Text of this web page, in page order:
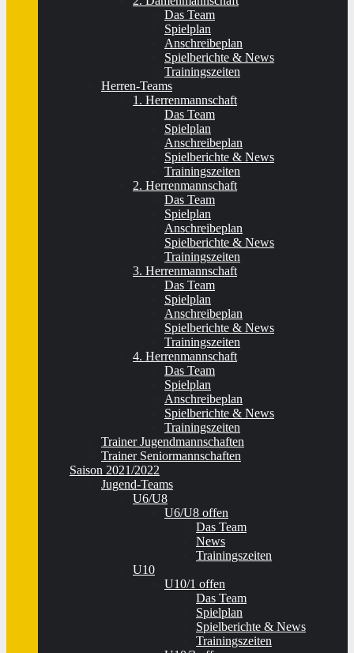
Das Team
Spielplan
Anschreibeplan
Spielberichte & News
Trainingszeiten
Herren-Teams
1. Herrenmannschaft
Das Team
Spielplan
Anschreibeplan
Spielberichte & News
Trainingszeiten
2. Herrenmannschaft
Das Team
Spielplan
Anschreibeplan
Spielberichte & News
Trainingszeiten
3. Herrenmannschaft
Das Team
Spielplan
Anschreibeplan
Spielberichte & News
Trainingszeiten
4. Herrenmannschaft
Das Team
Spielplan
Anschreibeplan
Spielberichte & News
Trainingszeiten
Trainer Jugendmannschaften
Trainer Seniormannschaften
Saison 2021/2022
Jugend-Teams
U6/U8
U6/U8 offen
Das Team
News
Trainingszeiten
U10
U10/1 offen
Das Team
Spielplan
Spielberichte & News
Trainingszeiten